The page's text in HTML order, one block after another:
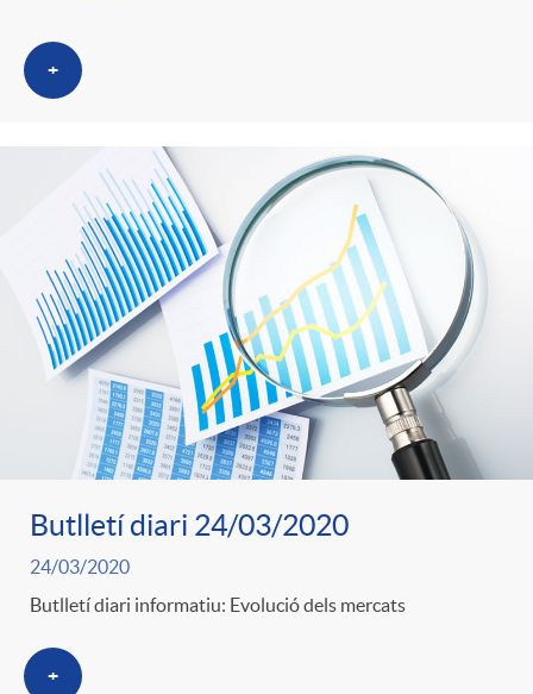
+
Butlletí diari 24/03/2020
24/03/2020
Butlletí diari informatiu: Evolució dels mercats
+